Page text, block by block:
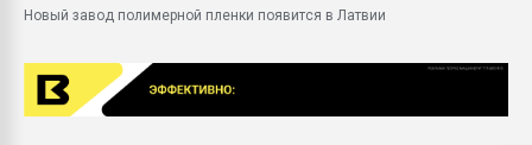
29.07.2026 ФРП помог
Новый завод полимерной пленки появится в Латвии